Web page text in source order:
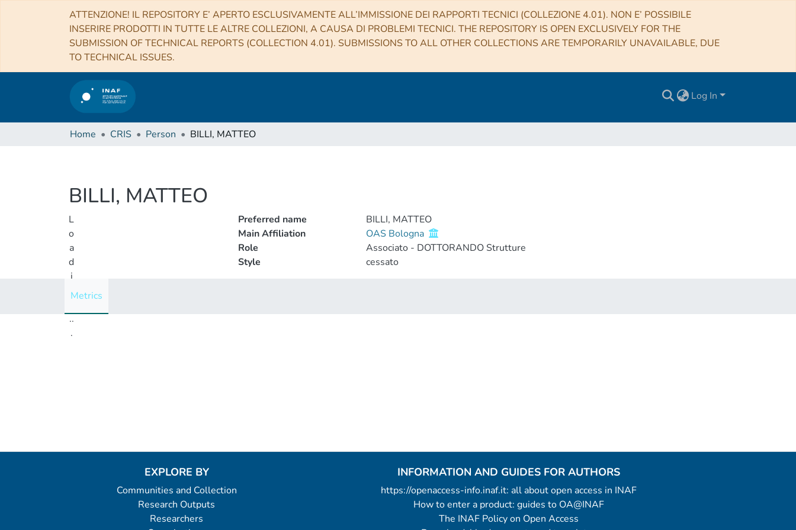
ATTENZIONE! IL REPOSITORY E’ APERTO ESCLUSIVAMENTE ALL’IMMISSIONE DEI RAPPORTI TECNICI (COLLEZIONE 4.01). NON E’ POSSIBILE
INSERIRE PRODOTTI IN TUTTE LE ALTRE COLLEZIONI, A CAUSA DI PROBLEMI TECNICI. THE REPOSITORY IS OPEN EXCLUSIVELY FOR THE
SUBMISSION OF TECHNICAL REPORTS (COLLECTION 4.01). SUBMISSIONS TO ALL OTHER COLLECTIONS ARE TEMPORARILY UNAVAILABLE, DUE
TO TECHNICAL ISSUES.
Log In
Home CRIS Person BILLI, MATTEO
BILLI, MATTEO
L
o
a
d
i
n
..
.
Preferred name
BILLI, MATTEO
Main Affiliation
OAS Bologna
Role
Associato - DOTTORANDO Strutture
Style
cessato
Metrics
EXPLORE BY
Communities and Collection
Research Outputs
Researchers
INFORMATION AND GUIDES FOR AUTHORS
https://openaccess-info.inaf.it: all about open access in INAF
How to enter a product: guides to OA@INAF
The INAF Policy on Open Access